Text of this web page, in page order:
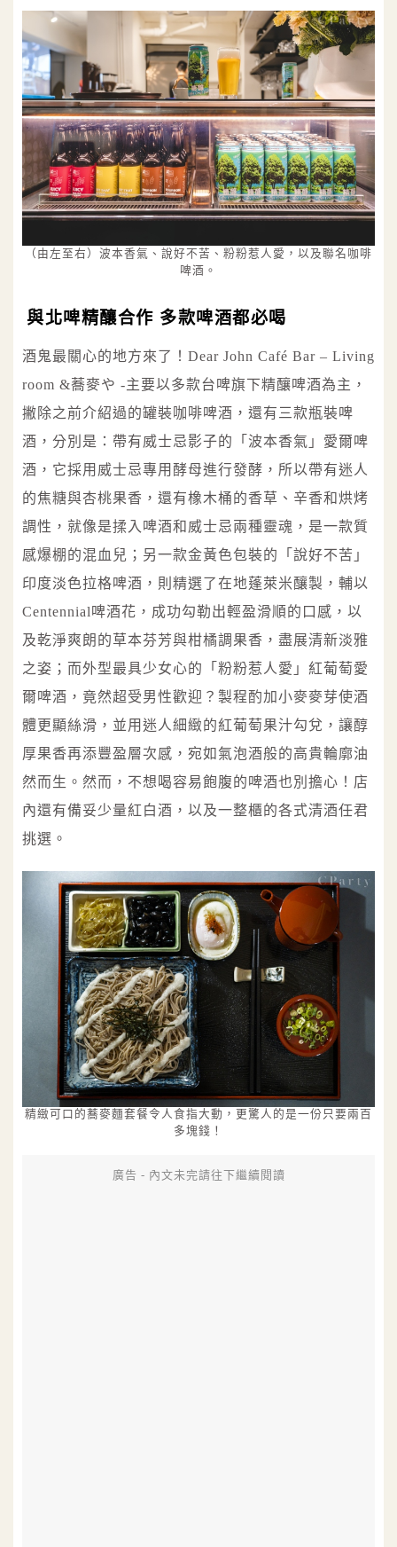
（由左至右）波本香氣、說好不苦、粉粉惹人愛，以及聯名咖啡
啤酒。
與北啤精釀合作 多款啤酒都必喝
酒鬼最關心的地方來了！Dear John Café Bar – Living
room &蕎麥や -主要以多款台啤旗下精釀啤酒為主，
撇除之前介紹過的罐裝咖啡啤酒，還有三款瓶裝啤
酒，分別是：帶有威士忌影子的「波本香氣」愛爾啤
酒，它採用威士忌專用酵母進行發酵，所以帶有迷人
的焦糖與杏桃果香，還有橡木桶的香草、辛香和烘烤
調性，就像是揉入啤酒和威士忌兩種靈魂，是一款質
感爆棚的混血兒；另一款金黃色包裝的「說好不苦」
印度淡色拉格啤酒，則精選了在地蓬萊米釀製，輔以
Centennial啤酒花，成功勾勒出輕盈滑順的口感，以
及乾淨爽朗的草本芬芳與柑橘調果香，盡展清新淡雅
之姿；而外型最具少女心的「粉粉惹人愛」紅葡萄愛
爾啤酒，竟然超受男性歡迎？製程酌加小麥麥芽使酒
體更顯絲滑，並用迷人細緻的紅葡萄果汁勾兌，讓醇
厚果香再添豐盈層次感，宛如氣泡酒般的高貴輪廓油
然而生。然而，不想喝容易飽腹的啤酒也別擔心！店
內還有備妥少量紅白酒，以及一整櫃的各式清酒任君
挑選。
精緻可口的蕎麥麵套餐令人食指大動，更驚人的是一份只要兩百
多塊錢！
廣告 - 內文未完請往下繼續閱讀